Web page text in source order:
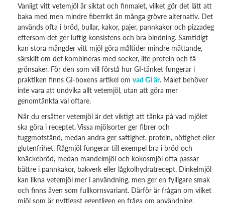
Vanligt vitt vetemjöl är siktat och finmalet, vilket gör det lätt att
baka med men mindre fiberrikt än många grövre alternativ. Det
används ofta i bröd, bullar, kakor, pajer, pannkakor och pizzadeg
eftersom det ger luftig konsistens och bra bindning. Samtidigt
kan stora mängder vitt mjöl göra måltider mindre mättande,
särskilt om det kombineras med socker, lite protein och få
grönsaker. För den som vill förstå hur GI-tänket fungerar i
praktiken finns GI-boxens artikel om vad GI är. Målet behöver
inte vara att undvika allt vetemjöl, utan att göra mer
genomtänkta val oftare.
När du ersätter vetemjöl är det viktigt att tänka på vad mjölet
ska göra i receptet. Vissa mjölsorter ger fibrer och
tuggmotstånd, medan andra ger saftighet, protein, nötighet eller
glutenfrihet. Rågmjöl fungerar till exempel bra i bröd och
knäckebröd, medan mandelmjöl och kokosmjöl ofta passar
bättre i pannkakor, bakverk eller lågkolhydratrecept. Dinkelmjöl
kan likna vetemjöl mer i användning, men ger en fylligare smak
och finns även som fullkornsvariant. Därför är frågan om vilket
mjöl som är nyttigast egentligen en fråga om användning,